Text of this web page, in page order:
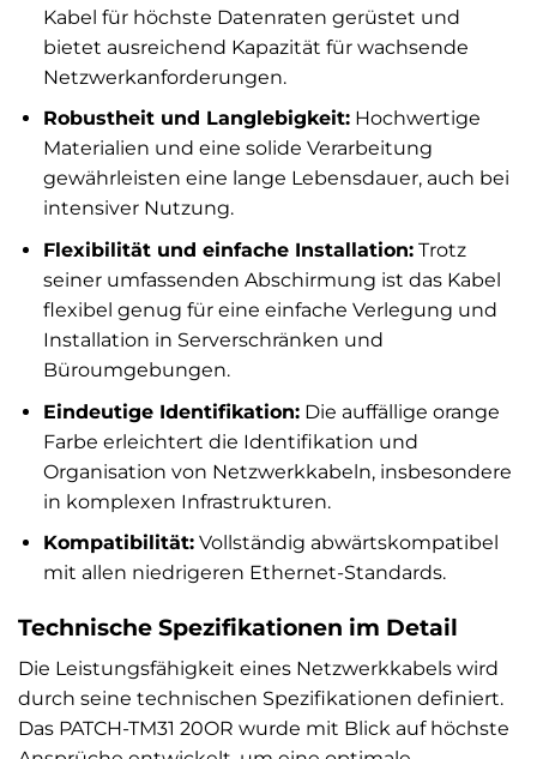
Kabel für höchste Datenraten gerüstet und
bietet ausreichend Kapazität für wachsende
Netzwerkanforderungen.
Robustheit und Langlebigkeit:Hochwertige
Materialien und eine solide Verarbeitung
gewährleisten eine lange Lebensdauer, auch bei
intensiver Nutzung.
Flexibilität und einfache Installation:Trotz
seiner umfassenden Abschirmung ist das Kabel
flexibel genug für eine einfache Verlegung und
Installation in Serverschränken und
Büroumgebungen.
Eindeutige Identifikation:Die auffällige orange
Farbe erleichtert die Identifikation und
Organisation von Netzwerkkabeln, insbesondere
in komplexen Infrastrukturen.
Kompatibilität:Vollständig abwärtskompatibel
mit allen niedrigeren Ethernet-Standards.
Technische Spezifikationen im Detail
Die Leistungsfähigkeit eines Netzwerkkabels wird
durch seine technischen Spezifikationen definiert.
Das PATCH-TM31 20OR wurde mit Blick auf höchste